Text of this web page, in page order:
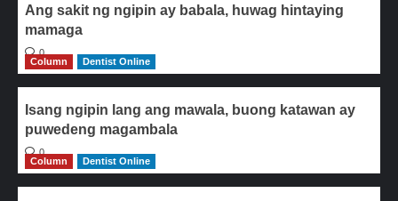
Ang sakit ng ngipin ay babala, huwag hintaying
mamaga
0
Column
Dentist Online
Isang ngipin lang ang mawala, buong katawan ay
puwedeng magambala
0
Column
Dentist Online